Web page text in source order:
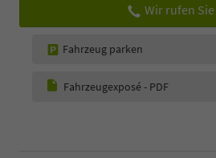
Wir rufen Sie
Fahrzeug parken
Fahrzeugexposé - PDF